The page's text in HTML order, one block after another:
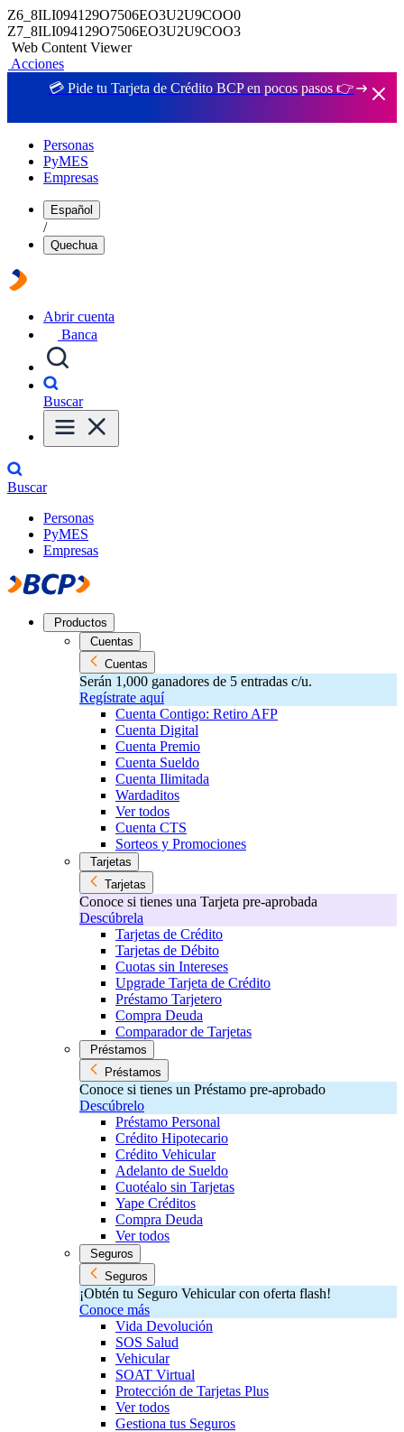
Z6_8ILI094129O7506EO3U2U9COO0
Z7_8ILI094129O7506EO3U2U9COO3
Web Content Viewer
Acciones
💳 Pide tu Tarjeta de Crédito BCP en pocos pasos 👉
Personas
PyMES
Empresas
Español
/
Quechua
Abrir cuenta
Banca
Buscar
Buscar
Personas
PyMES
Empresas
Productos
Cuentas
Cuentas
Serán 1,000 ganadores de 5 entradas c/u.
Regístrate aquí
Cuenta Contigo: Retiro AFP
Cuenta Digital
Cuenta Premio
Cuenta Sueldo
Cuenta Ilimitada
Wardaditos
Ver todos
Cuenta CTS
Sorteos y Promociones
Tarjetas
Tarjetas
Conoce si tienes una Tarjeta pre-aprobada
Descúbrela
Tarjetas de Crédito
Tarjetas de Débito
Cuotas sin Intereses
Upgrade Tarjeta de Crédito
Préstamo Tarjetero
Compra Deuda
Comparador de Tarjetas
Préstamos
Préstamos
Conoce si tienes un Préstamo pre-aprobado
Descúbrelo
Préstamo Personal
Crédito Hipotecario
Crédito Vehicular
Adelanto de Sueldo
Cuotéalo sin Tarjetas
Yape Créditos
Compra Deuda
Ver todos
Seguros
Seguros
¡Obtén tu Seguro Vehicular con oferta flash!
Conoce más
Vida Devolución
SOS Salud
Vehicular
SOAT Virtual
Protección de Tarjetas Plus
Ver todos
Gestiona tus Seguros